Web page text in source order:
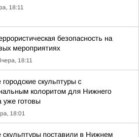
18:11
безопасность на
мероприятиях
18:11
скульптуры с
колоритом для Нижнего
уже готовы
18:01
поставили в Нижнем